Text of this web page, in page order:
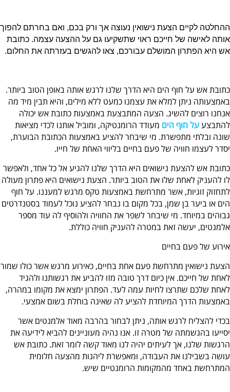
ההחלטה לקיים הצעת נישואין נעוצה אך ורק בכם, ואם בחרתם להפוך
אותה לאישה של חייכם ראוי שתשקיעו גם על ההצעה עצמה. כתובת
אש היא הפתרון המושלם עבורכם, צאו להגשים בעזרתה את החלום.
כתובת אש על חוף הים היא הדרך שלנו לרגש אותה באופן הטוב ביותר.
באמצעותה ניתן למלא את עצמנו כמעט ללא מילים, והיא תבין מיד מה
אנחנו רוצים להשיג. הצעה המתבצעת באמצעות כתובת אש יכולה
להתבצעעל חוף הים מעודד הרומנטיקה, ומוביל אותנו לכדי מציאות
שונה ובלתי מתפשרת. מי שיבחר להציע באמצעות הכתובת הבוערת,
יסדר לעצמו חוויה של פעם בחיים בליווי האחת של חייו.
כתובת אש להצעת נישואים היא הדרך שלנו להגיע אל כל אחד, ולאפשר
לו להעניק לאחת שלו את הטוב ביותר. הצעת נישואים היא פתרון מעולה
לתחזוק זוגיות, אשר מתרחשת באמצעות טקס מרגש למעננו. על חוף
הים או ביער בן שמן, בכל מקום בו נבחר להציע נוכל לעמוד בסטנדרטים
גבוהים במיוחד. מי שיבחר לשפר את החוויה ולהוסיף לה עוד מספר
אלמנטים, יעשה זאת במטרה להעניק חוויה כוללת.
אירוע של פעם בחיים
הצעת נישואין מתרחשת פעם אחת בחיים, כאירוע מרגש אשר כולו שמור
לאחת של חייכם. אין כיום דרך טובה מזו להביע את רגשותנו ולהגיד
לאחת שלכם שתרצו לחיות עמה לעד. הפתרון ימצא את מקומו במהרה,
באמצעות הדרך המיוחדת להציע לה שאינה בוחלת בשום אמצעי.
בכדי להצליח לרגש אותה, ניתן לבחור בהרבה מאוד אלמנטים אשר
יסייעו בהגשמתה של מטרה זו. אנו נהיה מעוניינים להביא לידיעה את
הרגשות שלנו, אך לעיתים יהיה לנו מאוד קשה לומר זאת. כתובת אש
עושה בשבילנו את העבודה, ומאפשרת ליהנות מהצעה חלומית
המתרחשת באחד מהמקומות הרומנטיים שיש.